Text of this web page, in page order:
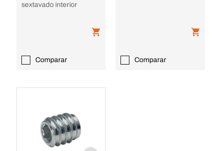
sextavado interior
Comparar Comparar